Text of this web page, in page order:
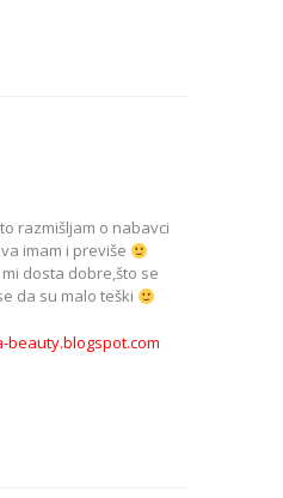
razmišljam o nabavci
imam i previše
dosta dobre,što se
da su malo teški